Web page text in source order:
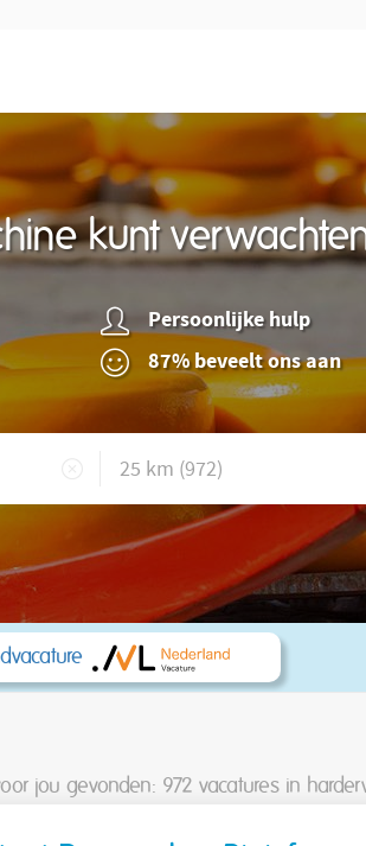
kunt
Persoonlijke hulp
87% beveelt ons aan
jou gevonden: 972 vacatures in